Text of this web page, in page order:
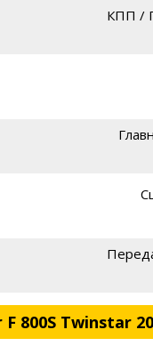
КПП /
800S Twinstar